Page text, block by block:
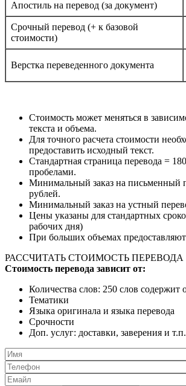
Апостиль на перевод (за документ)
Срочный перевод (+ к базовой
стоимости)
Верстка переведенного документа
Стоимость может меняться в
текста и объема.
Для точного расчета стоимости
предоставить исходный текст.
Стандартная страница перевода =
пробелами.
Минимальный заказ на письменный
рублей.
Минимальный заказ на устный
Цены указаны для стандартных
рабочих дня)
При больших объемах
РАССЧИТАТЬ СТОИМОСТЬ ПЕРЕВОДА
Стоимость перевода зависит от:
Количества слов: 250 слов содержит
Тематики
Языка оригинала и языка перевода
Срочности
Доп. услуг: доставки, заверения и т.п.